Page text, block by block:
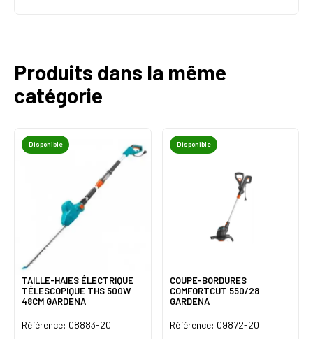
Produits dans la même
catégorie
Disponible
TAILLE-HAIES ÉLECTRIQUE
TÉLESCOPIQUE THS 500W
48CM GARDENA
Référence: 08883-20
Disponible
COUPE-BORDURES
COMFORTCUT 550/28
GARDENA
Référence: 09872-20